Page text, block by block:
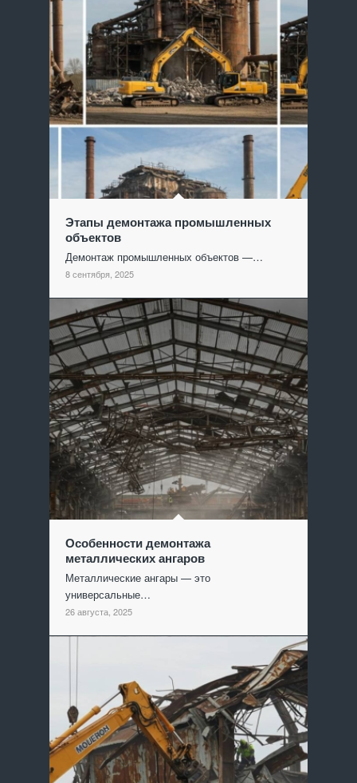
Этапы демонтажа промышленных
объектов
Демонтаж промышленных объектов —…
8 сентября, 2025
Особенности демонтажа
металлических ангаров
Металлические ангары — это
универсальные…
26 августа, 2025